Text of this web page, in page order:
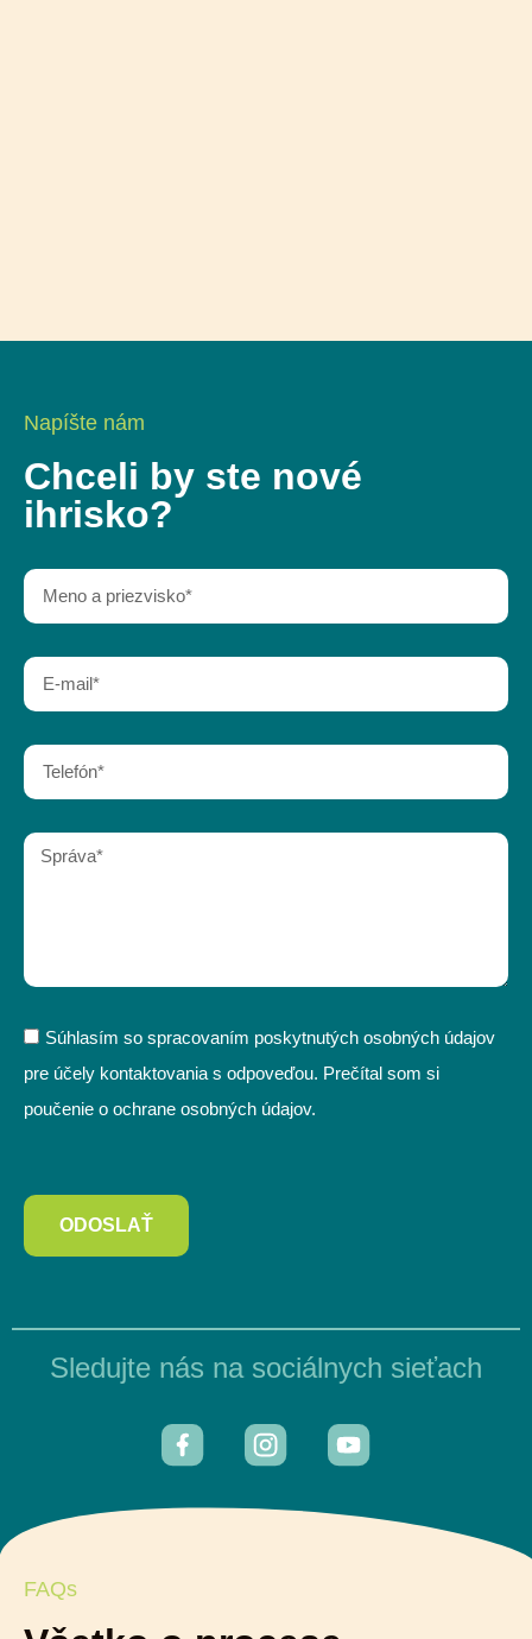
Napíšte nám
Chceli by ste nové
ihrisko?
Súhlasím so spracovaním poskytnutých osobných údajov
pre účely kontaktovania s odpoveďou. Prečítal som si
poučenie o ochrane osobných údajov.
ODOSLAŤ
Sledujte nás na sociálnych sieťach
FAQs